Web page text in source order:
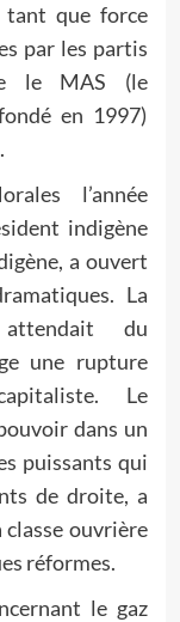
tant que force
par les partis
le MAS (le
en 1997)
l’année
indigène
a ouvert
La
du
une rupture
Le
dans un
puissants qui
de droite, a
ouvrière
réformes.
le gaz